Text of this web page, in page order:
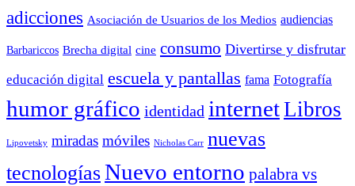
adicciones Asociación de Usuarios de los Medios audiencias
Barbariccos Brecha digital cine consumo Divertirse y disfrutar
educación digital escuela y pantallas fama Fotografía
humor gráfico identidad internetLibros
Lipovetsky miradas móviles Nicholas Carr nuevas
tecnologíasNuevo entorno palabra vs